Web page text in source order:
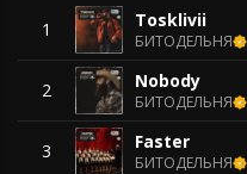
1 Tosklivii
БИТОДЕЛЬНЯ
2 Nobody
БИТОДЕЛЬНЯ
3 Faster
БИТОДЕЛЬНЯ